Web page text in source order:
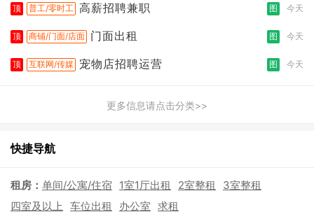
顶 普工/零时工 高薪招聘兼职 图 今天
顶 商铺/门面/店面 门面出租 图 今天
顶 互联网/传媒 宠物店招聘运营 图 今天
更多信息请点击分类>>
快捷导航
租房： 单间/公寓/住宿 1室1厅出租 2室整租
3室整租
四室及以上 车位出租 办公室 求租